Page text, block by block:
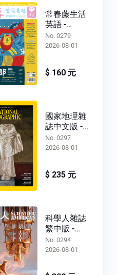
常春藤生活
英語 -
No.0279
No. 0279
2026-08-01
$ 160 元
國家地理雜
誌中文版 -
No.0297
No. 0297
2026-08-01
$ 235 元
科學人雜誌
繁中版 -
No.0294
No. 0294
2026-08-01